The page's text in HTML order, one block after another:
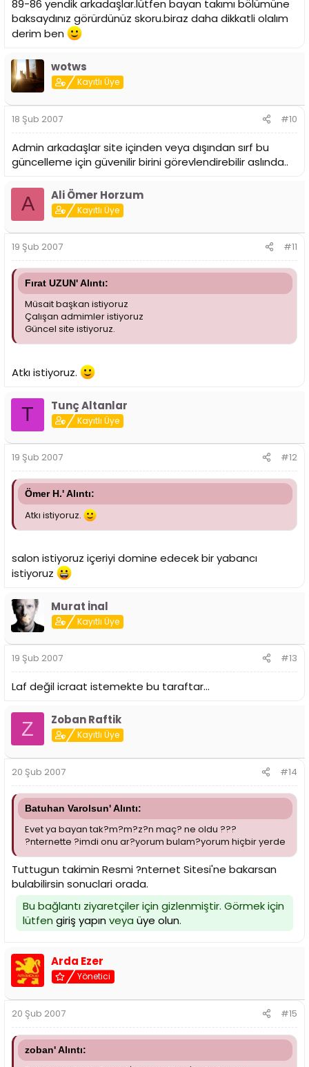
89-86 yendik arkadaşlar.lütfen bayan takımı bölümüne
baksaydınız görürdünüz skoru.biraz daha dikkatli olalım
derim ben
wotws
Kayıtlı Üye
18 Şub 2007 #10
Admin arkadaşlar site içinden veya dışından sırf bu
güncelleme için güvenilir birini görevlendirebilir aslında..
A Ali Ömer Horzum
Kayıtlı Üye
19 Şub 2007 #11
Fırat UZUN' Alıntı:
Müsait başkan istiyoruz
Çalışan admimler istiyoruz
Güncel site istiyoruz.
Atkı istiyoruz.
T Tunç Altanlar
Kayıtlı Üye
19 Şub 2007 #12
Ömer H.' Alıntı:
Atkı istiyoruz.
salon istiyoruz içeriyi domine edecek bir yabancı
istiyoruz
Murat İnal
Kayıtlı Üye
19 Şub 2007 #13
Laf değil icraat istemekte bu taraftar...
Z Zoban Raftik
Kayıtlı Üye
20 Şub 2007 #14
Batuhan Varolsun' Alıntı:
Evet ya bayan tak?m?m?z?n maç? ne oldu ???
?nternette ?imdi onu ar?yorum bulam?yorum hiçbir yerde
Tuttugun takimin Resmi ?nternet Sitesi'ne bakarsan
bulabilirsin sonuclari orada.
Bu bağlantı ziyaretçiler için gizlenmiştir. Görmek için
lütfen giriş yapınveya üye olun.
Arda Ezer
Yönetici
20 Şub 2007 #15
zoban' Alıntı: